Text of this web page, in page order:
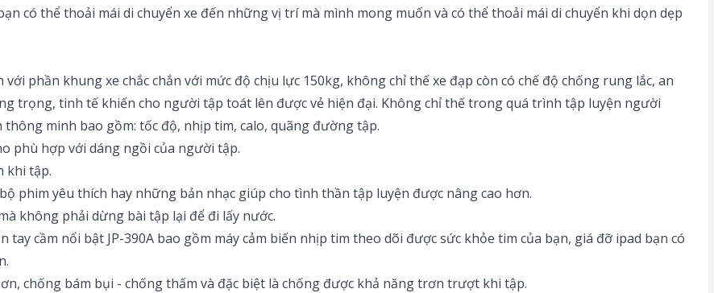
có thể thoải mái di chuyển xe đến những vị trí mà mình mong muốn và có thể thoải mái di chuyển khi dọn dẹp
phần khung xe chắc chắn với mức độ chịu lực 150kg, không chỉ thế xe đạp còn có chế độ chống rung lắc, an
trọng, tinh tế khiến cho người tập toát lên được vẻ hiện đại. Không chỉ thế trong quá trình tập luyện người
minh bao gồm: tốc độ, nhịp tim, calo, quãng đường tập.
phù hợp với dáng ngồi của người tập.
khi tập.
phim yêu thích hay những bản nhạc giúp cho tình thần tập luyện được nâng cao hơn.
không phải dừng bài tập lại để đi lấy nước.
tay cầm nổi bật JP-390A bao gồm máy cảm biến nhịp tim theo dõi được sức khỏe tim của bạn, giá đỡ ipad bạn có
chống bám bụi - chống thấm và đặc biệt là chống được khả năng trơn trượt khi tập.